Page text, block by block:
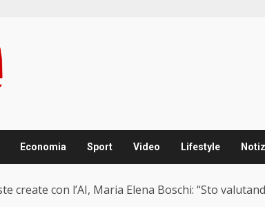
Economia Sport Video Lifestyle
create con l’AI, Maria Elena Boschi: “Sto